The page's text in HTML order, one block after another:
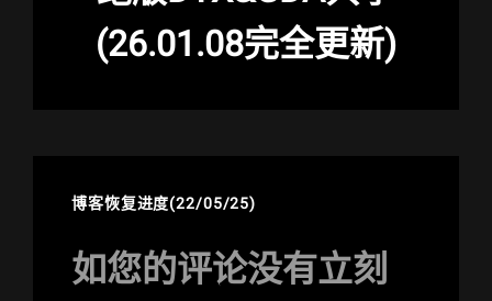
(26.01.08完全更新)
博客恢复进度(22/05/25)
如您的评论没有立刻